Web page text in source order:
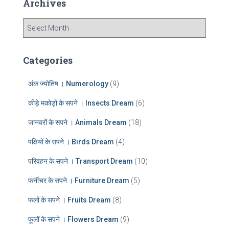
h
f
r
Archives
h
Categories
अंक ज्योतिष । Numerology (9)
कीड़े मकोड़ों के सपने । Insects Dream (6)
जानवरों के सपने । Animals Dream (18)
पक्षियों के सपने । Birds Dream (4)
परिवहन के सपने । Transport Dream (10)
फर्नीचर के सपने । Furniture Dream (5)
फलों के सपने । Fruits Dream (8)
फूलों के सपने । Flowers Dream (9)